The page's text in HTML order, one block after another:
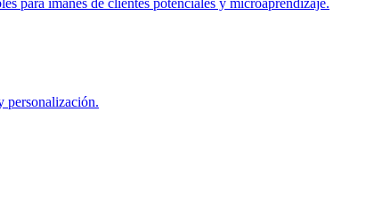
personalización.